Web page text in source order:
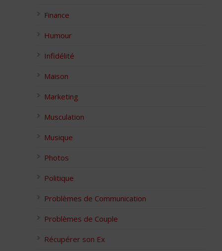
Finance
Humour
Infidélité
Maison
Marketing
Musculation
Musique
Photos
Politique
Problèmes de Communication
Problèmes de Couple
Récupérer son Ex